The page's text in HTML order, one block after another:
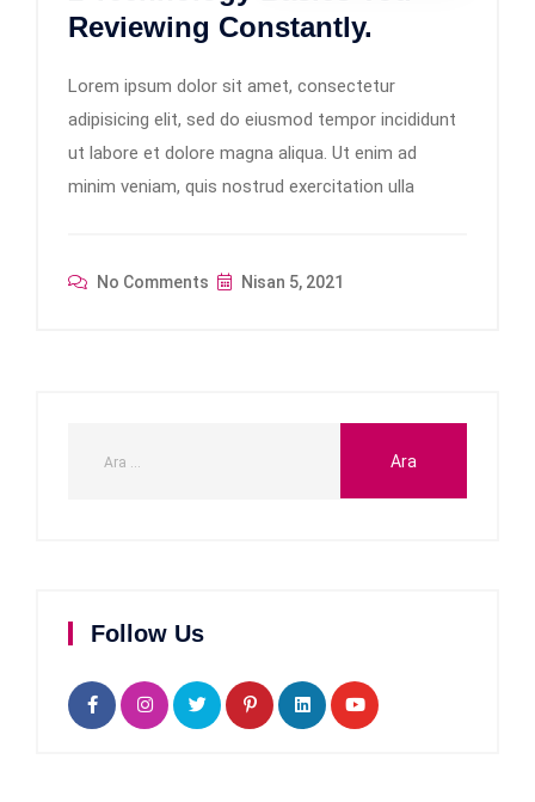
Reviewing Constantly.
Lorem ipsum dolor sit amet, consectetur
adipisicing elit, sed do eiusmod tempor incididunt
ut labore et dolore magna aliqua. Ut enim ad
minim veniam, quis nostrud exercitation ulla
No Comments Nisan 5, 2021
Follow Us